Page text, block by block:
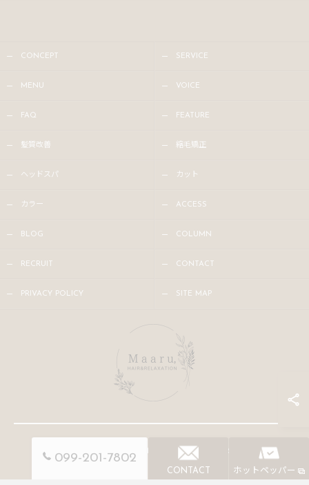
099-201-7802
CONTACT ホットペッパー
CONCEPT SERVICE
MENU VOICE
FAQ FEATURE
髪質改善 縮毛矯正
ヘッドスパ カット
カラー ACCESS
BLOG COLUMN
RECRUIT CONTACT
PRIVACY POLICY SITE MAP
© 2026 鹿児島の美容院ならMaaru, ALL RIGHTS RESERVED.